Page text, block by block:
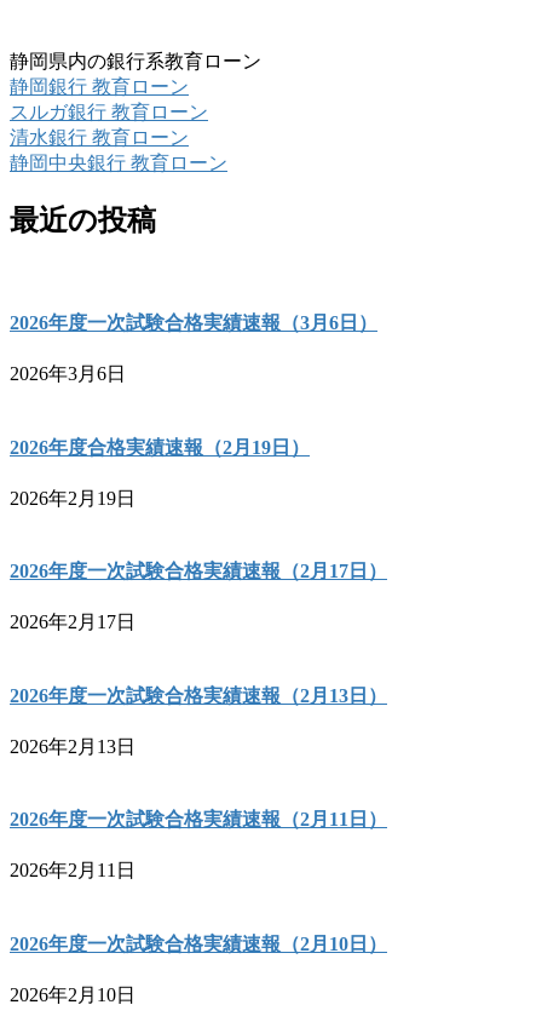
静岡県内の銀行系教育ローン
静岡銀行 教育ローン
スルガ銀行 教育ローン
清水銀行 教育ローン
静岡中央銀行 教育ローン
最近の投稿
2026年度一次試験合格実績速報（3月6日）
2026年3月6日
2026年度合格実績速報（2月19日）
2026年2月19日
2026年度一次試験合格実績速報（2月17日）
2026年2月17日
2026年度一次試験合格実績速報（2月13日）
2026年2月13日
2026年度一次試験合格実績速報（2月11日）
2026年2月11日
2026年度一次試験合格実績速報（2月10日）
2026年2月10日